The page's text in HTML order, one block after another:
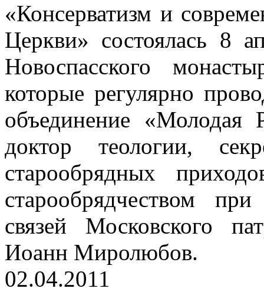
«Консерватизм и
Церкви» состоялась 8
Новоспасского
которые регулярно
объединение
доктор теологии,
старообрядных
старообрядчеством
связей Московского
Иоанн Миролюбов.
02.04.2011